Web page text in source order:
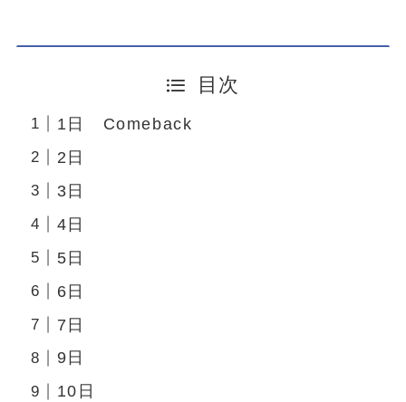
目次
1日 Comeback
2日
3日
4日
5日
6日
7日
9日
10日